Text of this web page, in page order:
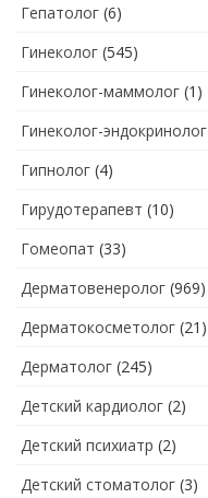
Гепатолог (6)
Гинеколог (545)
Гинеколог-маммолог (1)
Гинеколог-эндокринолог
Гипнолог (4)
Гирудотерапевт (10)
Гомеопат (33)
Дерматовенеролог (969)
Дерматокосметолог (21)
Дерматолог (245)
Детский кардиолог (2)
Детский психиатр (2)
Детский стоматолог (3)